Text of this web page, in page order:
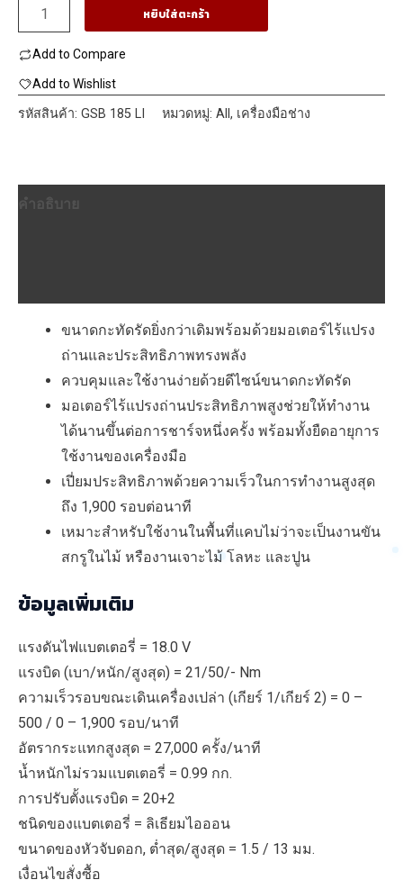
จำนวน
BOSCH
GSB
185
LI
ไร้
หยิบใส่ตะกร้า
Add to Compare
Add to Wishlist
รหัสสินค้า: GSB 185 LI หมวดหมู่: All , เครื่องมือช่าง
คำอธิบาย
ขนาดกะทัดรัดยิ่งกว่าเดิมพร้อมด้วยมอเตอร์ไร้แปรง
ถ่านและประสิทธิภาพทรงพลัง
ควบคุมและใช้งานง่ายด้วยดีไซน์ขนาดกะทัดรัด
มอเตอร์ไร้แปรงถ่านประสิทธิภาพสูงช่วยให้ทำงาน
ได้นานขึ้นต่อการชาร์จหนึ่งครั้ง พร้อมทั้งยืดอายุการ
ใช้งานของเครื่องมือ
เปี่ยมประสิทธิภาพด้วยความเร็วในการทำงานสูงสุด
ถึง 1,900 รอบต่อนาที
เหมาะสำหรับใช้งานในพื้นที่แคบไม่ว่าจะเป็นงานขัน
สกรูในไม้ หรืองานเจาะไม้ โลหะ และปูน
ข้อมูลเพิ่มเติม
แรงดันไฟแบตเตอรี่ = 18.0 V
แรงบิด (เบา/หนัก/สูงสุด) = 21/50/- Nm
ความเร็วรอบขณะเดินเครื่องเปล่า (เกียร์ 1/เกียร์ 2) = 0 –
500 / 0 – 1,900 รอบ/นาที
อัตรากระแทกสูงสุด = 27,000 ครั้ง/นาที
น้ำหนักไม่รวมแบตเตอรี่ = 0.99 กก.
การปรับตั้งแรงบิด = 20+2
ชนิดของแบตเตอรี่ = ลิเธียมไอออน
ขนาดของหัวจับดอก, ต่ำสุด/สูงสุด = 1.5 / 13 มม.
เงื่อนไขสั่งซื้อ